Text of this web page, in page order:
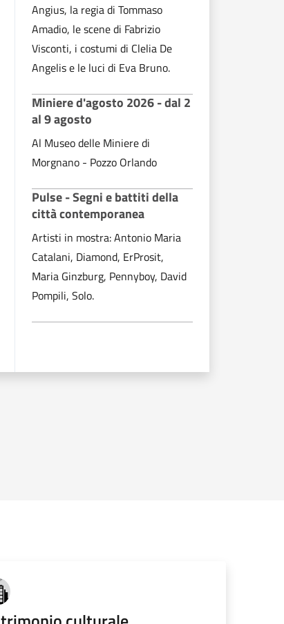
Angius, la regia di Tommaso
Amadio, le scene di Fabrizio
Visconti, i costumi di Clelia De
Angelis e le luci di Eva Bruno.
Miniere d'agosto 2026 - dal 2
al 9 agosto
Al Museo delle Miniere di
Morgnano - Pozzo Orlando
Pulse - Segni e battiti della
città contemporanea
Artisti in mostra: Antonio Maria
Catalani, Diamond, ErProsit,
Maria Ginzburg, Pennyboy, David
Pompili, Solo.